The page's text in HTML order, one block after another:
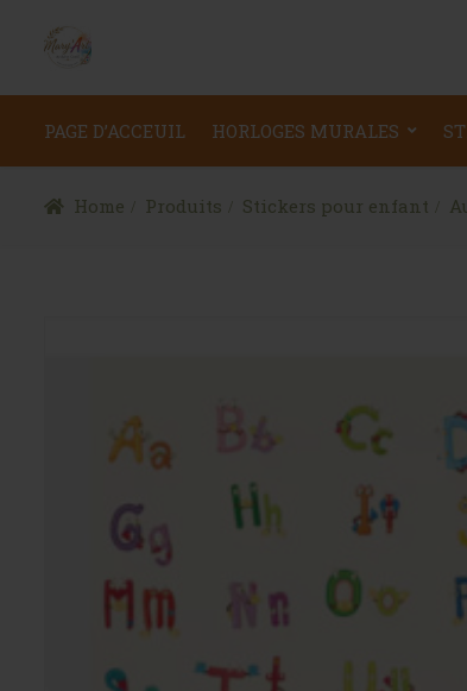
PAGE D’ACCEUIL HORLOGES MURALES
Home Produits Stickers pour enfant